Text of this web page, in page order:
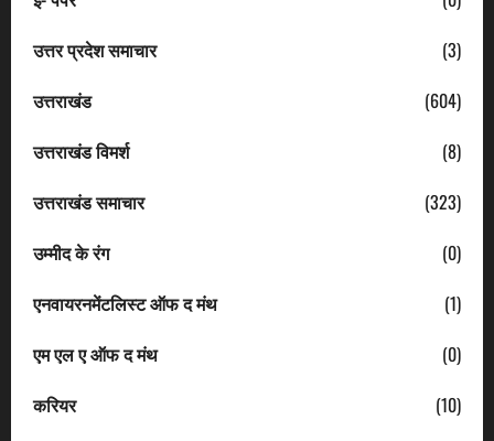
उत्तर प्रदेश समाचार
(3)
उत्तराखंड
(604)
उत्तराखंड विमर्श
(8)
उत्तराखंड समाचार
(323)
उम्मीद के रंग
(0)
एनवायरनमेंटलिस्ट ऑफ द मंथ
(1)
एम एल ए ऑफ द मंथ
(0)
करियर
(10)